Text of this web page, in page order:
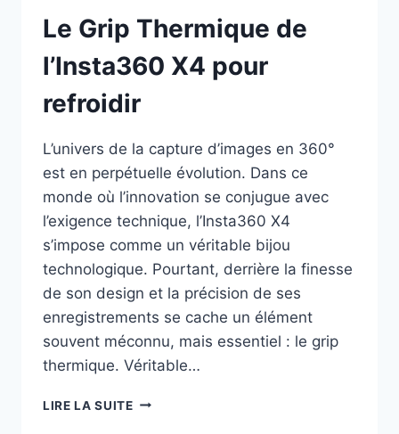
Le Grip Thermique de
l’Insta360 X4 pour
refroidir
L’univers de la capture d’images en 360°
est en perpétuelle évolution. Dans ce
monde où l’innovation se conjugue avec
l’exigence technique, l’Insta360 X4
s’impose comme un véritable bijou
technologique. Pourtant, derrière la finesse
de son design et la précision de ses
enregistrements se cache un élément
souvent méconnu, mais essentiel : le grip
thermique. Véritable…
LIRE LA SUITELE